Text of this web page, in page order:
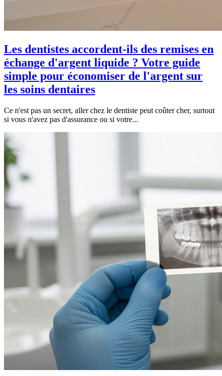
Les dentistes accordent-ils des remises en
échange d'argent liquide ? Votre guide
simple pour économiser de l'argent sur
les soins dentaires
Ce n'est pas un secret, aller chez le dentiste peut coûter cher, surtout
si vous n'avez pas d'assurance ou si votre...